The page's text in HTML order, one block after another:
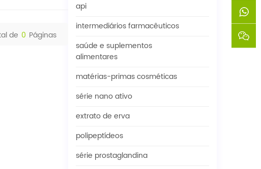
api
intermediários farmacêuticos
saúde e suplementos
alimentares
matérias-primas cosméticas
série nano ativo
extrato de erva
polipeptídeos
série prostaglandina
de 0 Páginas
5853819